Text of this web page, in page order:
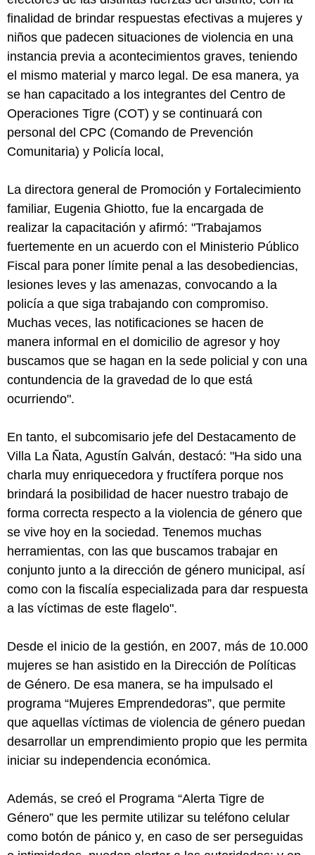
finalidad de brindar respuestas efectivas a mujeres y
niños que padecen situaciones de violencia en una
instancia previa a acontecimientos graves, teniendo
el mismo material y marco legal. De esa manera, ya
se han capacitado a los integrantes del Centro de
Operaciones Tigre (COT) y se continuará con
personal del CPC (Comando de Prevención
Comunitaria) y Policía local,
La directora general de Promoción y Fortalecimiento
familiar, Eugenia Ghiotto, fue la encargada de
realizar la capacitación y afirmó: "Trabajamos
fuertemente en un acuerdo con el Ministerio Público
Fiscal para poner límite penal a las desobediencias,
lesiones leves y las amenazas, convocando a la
policía a que siga trabajando con compromiso.
Muchas veces, las notificaciones se hacen de
manera informal en el domicilio de agresor y hoy
buscamos que se hagan en la sede policial y con una
contundencia de la gravedad de lo que está
ocurriendo".
En tanto, el subcomisario jefe del Destacamento de
Villa La Ñata, Agustín Galván, destacó: "Ha sido una
charla muy enriquecedora y fructífera porque nos
brindará la posibilidad de hacer nuestro trabajo de
forma correcta respecto a la violencia de género que
se vive hoy en la sociedad. Tenemos muchas
herramientas, con las que buscamos trabajar en
conjunto junto a la dirección de género municipal, así
como con la fiscalía especializada para dar respuesta
a las víctimas de este flagelo".
Desde el inicio de la gestión, en 2007, más de 10.000
mujeres se han asistido en la Dirección de Políticas
de Género. De esa manera, se ha impulsado el
programa “Mujeres Emprendedoras”, que permite
que aquellas víctimas de violencia de género puedan
desarrollar un emprendimiento propio que les permita
iniciar su independencia económica.
Además, se creó el Programa “Alerta Tigre de
Género” que les permite utilizar su teléfono celular
como botón de pánico y, en caso de ser perseguidas